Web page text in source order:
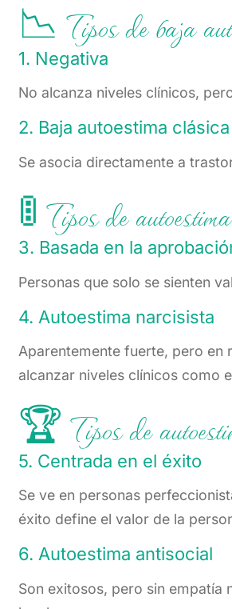
📉 Tipos de baja
1. Negativa
No alcanza niveles clínicos,
2. Baja autoestima clásica
Se asocia directamente a
🚦 Tipos de
3. Basada en la
Personas que solo se sienten
4. Autoestima narcisista
Aparentemente fuerte, pero en
alcanzar niveles clínicos como
🏆 Tipos de
5. Centrada en el éxito
Se ve en personas
éxito define el valor de la
6. Autoestima antisocial
Son exitosos, pero sin empatía